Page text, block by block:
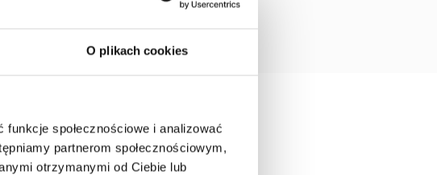
O plikach cookies
społecznościowe i analizować
partnerom społecznościowym,
otrzymanymi od Ciebie lub